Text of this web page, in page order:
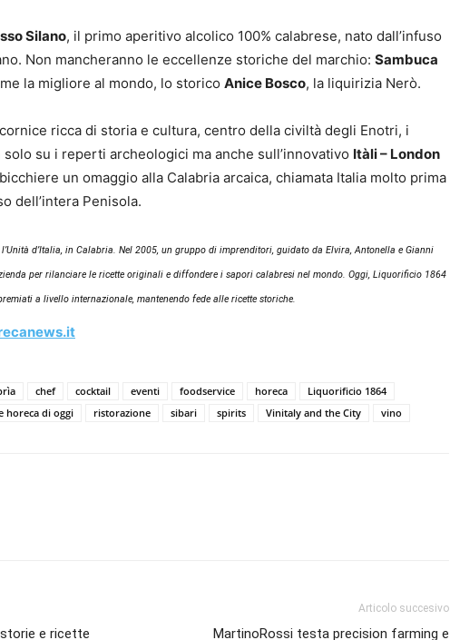
Silano, il primo aperitivo alcolico 100% calabrese, nato dall’infuso
Non mancheranno le eccellenze storiche del marchio: Sambuca
la migliore al mondo, lo storico Anice Bosco, la liquirizia Nerò.
ricca di storia e cultura, centro della civiltà degli Enotri, i
su i reperti archeologici ma anche sull’innovativo Itàli – London
un omaggio alla Calabria arcaica, chiamata Italia molto prima
dell’intera Penisola.
d’Italia, in Calabria. Nel 2005, un gruppo di imprenditori, guidato da Elvira, Antonella e Gianni
per rilanciare le ricette originali e diffondere i sapori calabresi nel mondo. Oggi, Liquorificio 1864
a livello internazionale, mantenendo fede alle ricette storiche.
chef cocktail eventi foodservice horeca
Liquorificio 1864
horeca di oggi ristorazione sibari spirits Vinitaly and the City vino
e ricette
Articolo succesivo
MartinoRossi testa precision farming e